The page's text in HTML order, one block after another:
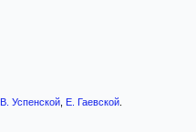
В. Успенской, Е. Гаевской.